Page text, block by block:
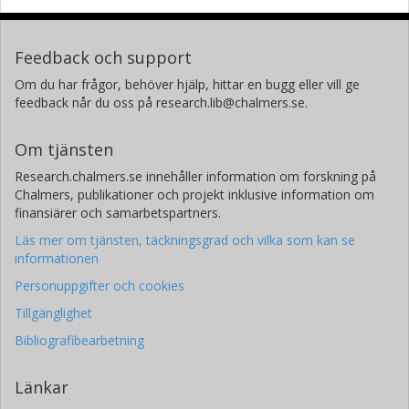
Feedback och support
Om du har frågor, behöver hjälp, hittar en bugg eller vill ge
feedback når du oss på research.lib@chalmers.se.
Om tjänsten
Research.chalmers.se innehåller information om forskning på
Chalmers, publikationer och projekt inklusive information om
finansiärer och samarbetspartners.
Läs mer om tjänsten, täckningsgrad och vilka som kan se
informationen
Personuppgifter och cookies
Tillgänglighet
Bibliografibearbetning
Länkar